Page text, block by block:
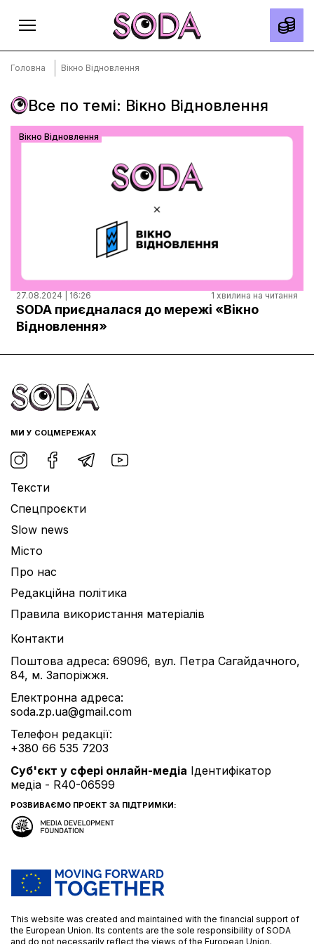
Головна
Редакційна політика
Правила використання матеріалів
Документи
Головна Вікно Відновлення
Все по темі: Вікно Відновлення
Вікно Відновлення
27.08.2024 | 16:26 1 хвилина на читання
SODA приєдналася до мережі «Вікно
Відновлення»
МИ У СОЦМЕРЕЖАХ
Тексти
Спецпроєкти
Slow news
Місто
Про нас
Редакційна політика
Правила використання матеріалів
Контакти
Поштова адреса: 69096, вул. Петра Сагайдачного,
84, м. Запоріжжя.
Електронна адреса:
soda.zp.ua@gmail.com
Телефон редакції:
+380 66 535 7203
Cуб'єкт у сфері онлайн-медіа Ідентифікатор
медіа - R40-06599
РОЗВИВАЄМО ПРОЕКТ ЗА ПІДТРИМКИ:
This website was created and maintained with the financial support of
the European Union. Its contents are the sole responsibility of SODA
and do not necessarily reflect the views of the European Union.